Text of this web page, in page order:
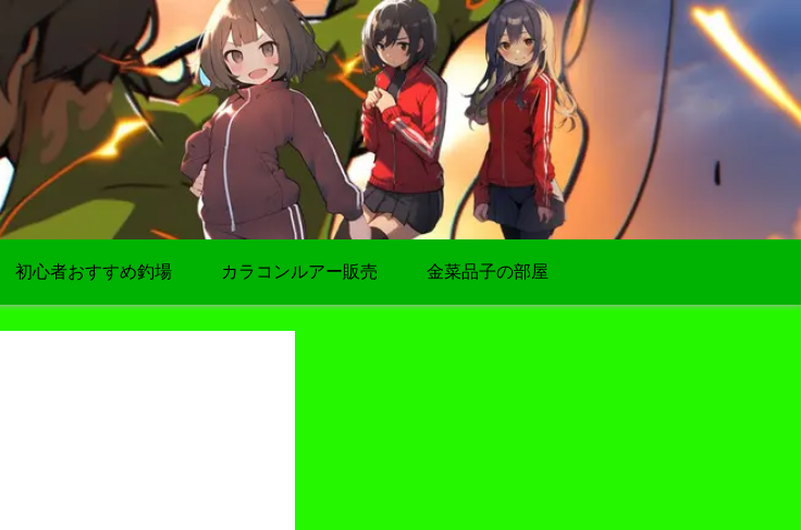
初心者おすすめ釣場 カラコンルアー販売 金菜品子の部屋